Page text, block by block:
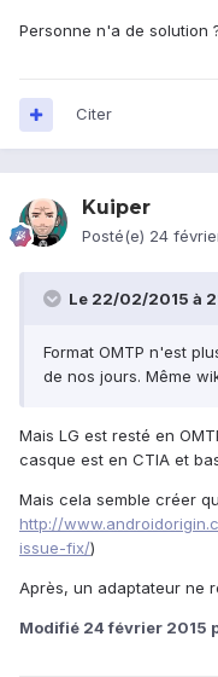
Personne n'a de solution
Citer
Kuiper
Posté(e) 24
Le 22/02/2015 à
Format OMTP n'est
de nos jours. Même
Mais LG est resté en
casque est en CTIA et
Mais cela semble créer
http://
issue-fix/)
Après, un adaptateur ne
Modifié 24 février 2015